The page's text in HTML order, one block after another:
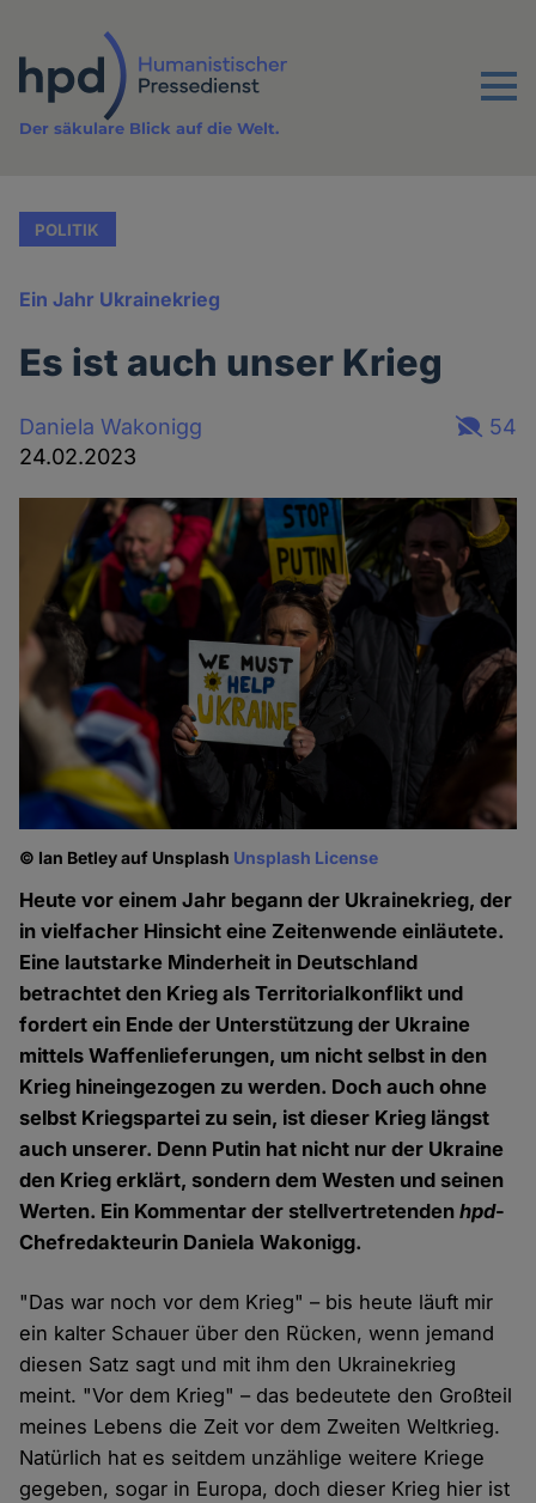
Inhalt
Menu
Der säkulare Blick auf die Welt.
POLITIK
Ein Jahr Ukrainekrieg
Es ist auch unser Krieg
Daniela Wakonigg
24.02.2023
54
© Ian Betley auf Unsplash Unsplash License
Heute vor einem Jahr begann der Ukrainekrieg, der
in vielfacher Hinsicht eine Zeitenwende einläutete.
Eine lautstarke Minderheit in Deutschland
betrachtet den Krieg als Territorialkonflikt und
fordert ein Ende der Unterstützung der Ukraine
mittels Waffenlieferungen, um nicht selbst in den
Krieg hineingezogen zu werden. Doch auch ohne
selbst Kriegspartei zu sein, ist dieser Krieg längst
auch unserer. Denn Putin hat nicht nur der Ukraine
den Krieg erklärt, sondern dem Westen und seinen
Werten. Ein Kommentar der stellvertretendenhpd-
Chefredakteurin Daniela Wakonigg.
"Das war noch vor dem Krieg" – bis heute läuft mir
ein kalter Schauer über den Rücken, wenn jemand
diesen Satz sagt und mit ihm den Ukrainekrieg
meint. "Vor dem Krieg" – das bedeutete den Großteil
meines Lebens die Zeit vor dem Zweiten Weltkrieg.
Natürlich hat es seitdem unzählige weitere Kriege
gegeben, sogar in Europa, doch dieser Krieg hier ist